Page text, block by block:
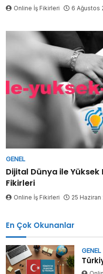
Online İş Fikirleri 6 Ağustos
GENEL
Dijital Dünya ile
Fikirleri
Online İş Fikirleri 25 Haziran
En Çok Okunanlar
GENEL